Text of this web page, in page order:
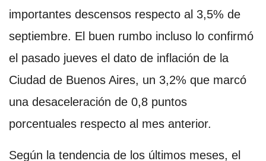
importantes descensos respecto al 3,5% de
septiembre. El buen rumbo incluso lo confirmó
el pasado jueves el dato de inflación de la
Ciudad de Buenos Aires, un 3,2% que marcó
una desaceleración de 0,8 puntos
porcentuales respecto al mes anterior.
Según la tendencia de los últimos meses, el